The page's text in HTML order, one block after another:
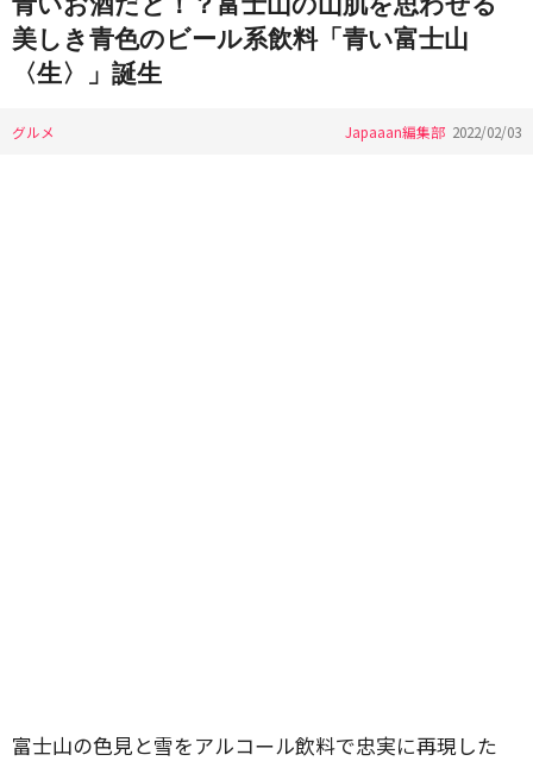
美しき青色のビール系飲料「青い富士山
〈生〉」誕生
グルメ Japaaan編集部 2022/02/03
富士山の色見と雪をアルコール飲料で忠実に再現した